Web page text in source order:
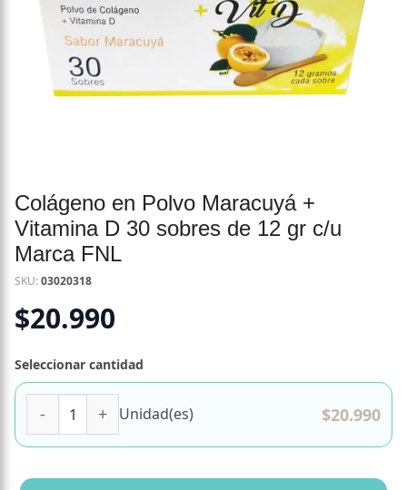
Colágeno en Polvo Maracuyá +
Vitamina D 30 sobres de 12 gr c/u
Marca FNL
SKU:03020318
$20.990
Seleccionar cantidad
Unidad(es) $20.990